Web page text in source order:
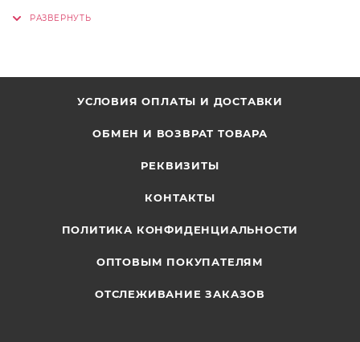
УСЛОВИЯ ОПЛАТЫ И ДОСТАВКИ
ОБМЕН И ВОЗВРАТ ТОВАРА
РЕКВИЗИТЫ
КОНТАКТЫ
ПОЛИТИКА КОНФИДЕНЦИАЛЬНОСТИ
ОПТОВЫМ ПОКУПАТЕЛЯМ
ОТСЛЕЖИВАНИЕ ЗАКАЗОВ